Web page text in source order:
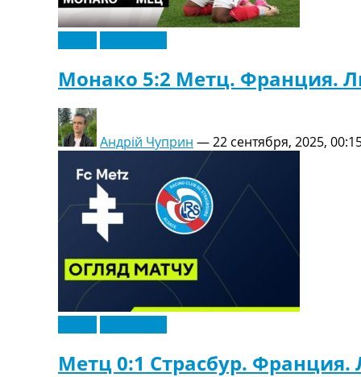
Монако 5:2 Метц. Франция.
Андрій Чуприн —22 сентября, 2025,
Метц 0:1 Страсбур. Франция.